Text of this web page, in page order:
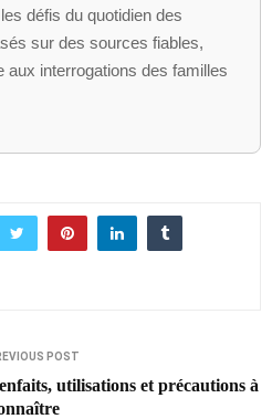
défis du quotidien des
sur des sources fiables,
aux interrogations des familles
POST
utilisations et précautions à